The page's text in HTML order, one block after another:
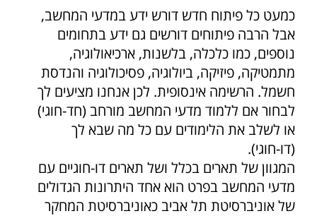
כמעט כל פיתוח חדש דורש ידע במדעי המחשב,
אבל הרבה פיתוחים דורשים גם ידע בתחומים
נוספים, כמו כלכלה, בלשנות, ארכיאולוגיה,
מתמטיקה, פיזיקה, ביולוגיה, פסיכולוגיה והנדסת
חשמל. הרשימה אינסופית. לכן אנחנו מציעים לך
לבחור אם ללמוד מדעי המחשב מורחב (חד-חוגי)
או לשלב את הלימודים עם כל מה שבא לך
(דו-חוגי).
המגוון של תארים בכלל ושל תארים דו-חוגיים עם
מדעי המחשב בפרט הוא אחד היתרונות הגדולים
של אוניברסיטת תל אביב כאוניברסיטת המחקר